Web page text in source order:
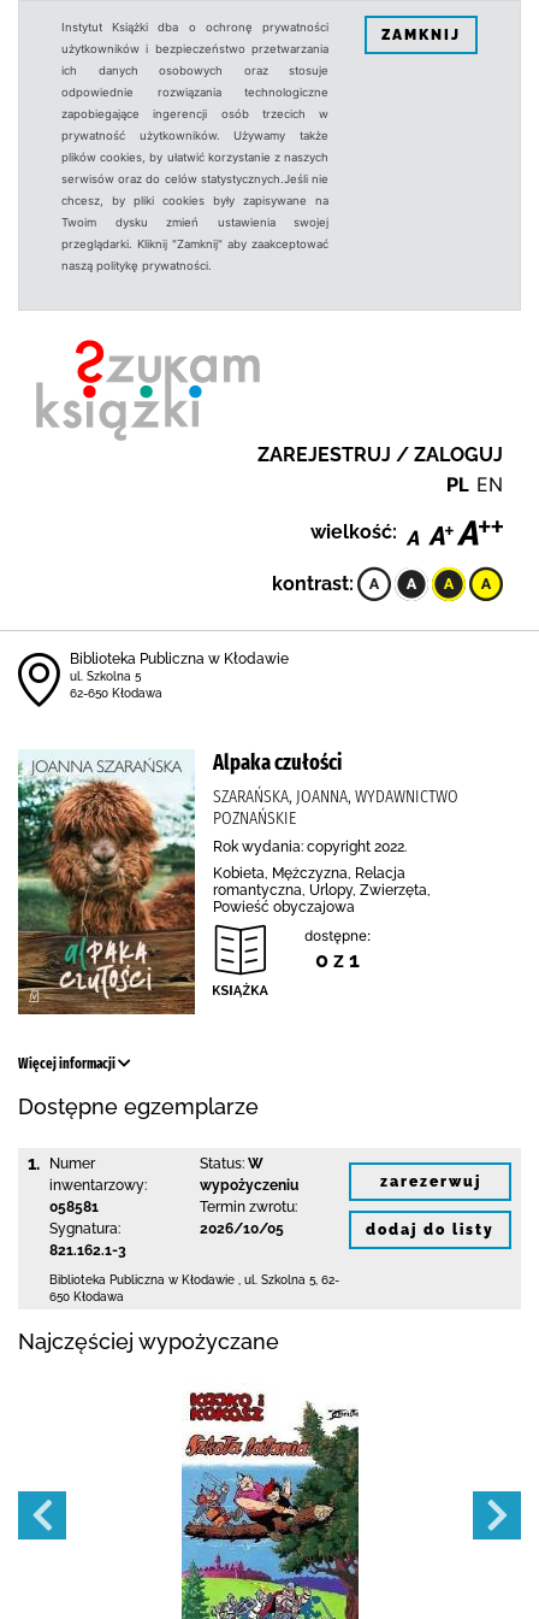
Instytut Książki dba o ochronę prywatności
użytkowników i bezpieczeństwo przetwarzania
ich danych osobowych oraz stosuje
odpowiednie rozwiązania technologiczne
zapobiegające ingerencji osób trzecich w
prywatność użytkowników. Używamy także
plików cookies, by ułatwić korzystanie z naszych
serwisów oraz do celów statystycznych.Jeśli nie
chcesz, by pliki cookies były zapisywane na
Twoim dysku zmień ustawienia swojej
przeglądarki. Kliknij "Zamknij" aby zaakceptować
naszą politykę prywatności.
ZAMKNIJ
ZAREJESTRUJ / ZALOGUJ
PL EN
wielkość:
kontrast:
Biblioteka Publiczna w Kłodawie
ul. Szkolna 5
62-650 Kłodawa
Alpaka czułości
SZARAŃSKA, JOANNA, WYDAWNICTWO
POZNAŃSKIE
Rok wydania: copyright 2022.
Kobieta, Mężczyzna, Relacja
romantyczna, Urlopy, Zwierzęta,
Powieść obyczajowa
dostępne:
0 z 1
Więcej informacji
Dostępne egzemplarze
1.
Numer
inwentarzowy:
058581
Sygnatura:
821.162.1-3
Status: W
wypożyczeniu
Termin zwrotu:
2026/10/05
Biblioteka Publiczna w Kłodawie ul. Szkolna 5 62-
650 Kłodawa
zarezerwuj
dodaj do listy
Najczęściej wypożyczane